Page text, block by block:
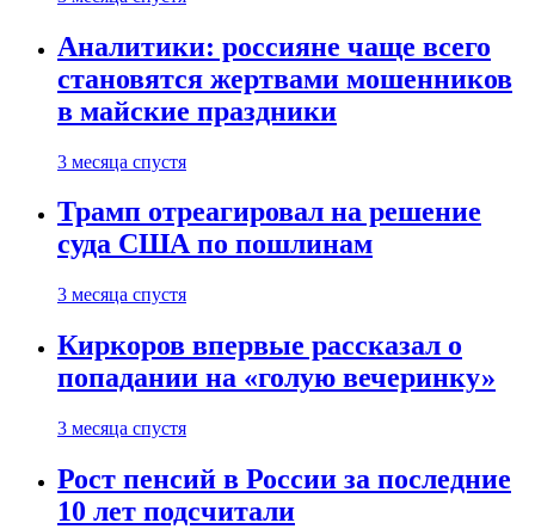
Аналитики: россияне чаще всего
становятся жертвами мошенников
в майские праздники
3 месяца спустя
Трамп отреагировал на решение
суда США по пошлинам
3 месяца спустя
Киркоров впервые рассказал о
попадании на «голую вечеринку»
3 месяца спустя
Рост пенсий в России за последние
10 лет подсчитали